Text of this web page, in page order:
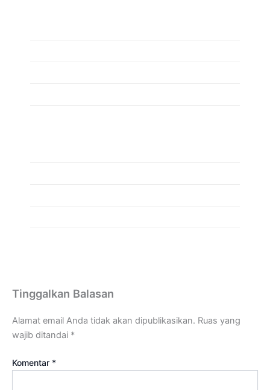
Tinggalkan Balasan
Alamat email Anda tidak akan dipublikasikan. Ruas yang
wajib ditandai *
Komentar *